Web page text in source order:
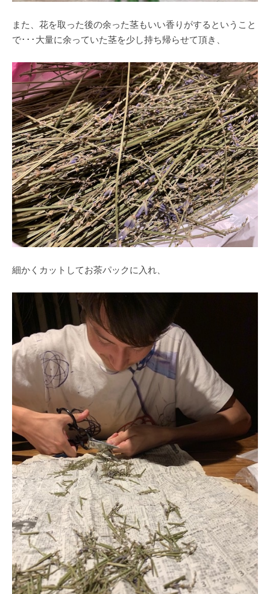
また、花を取った後の余った茎もいい香りがするということ
で･･･大量に余っていた茎を少し持ち帰らせて頂き、
細かくカットしてお茶パックに入れ、